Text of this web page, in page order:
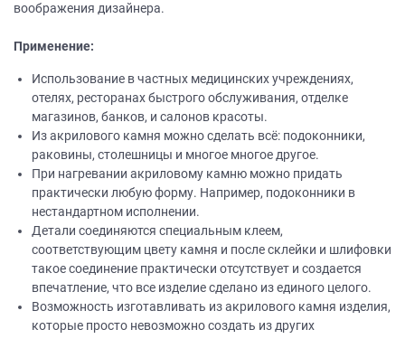
воображения дизайнера.
Применение:
Использование в частных медицинских учреждениях,
отелях, ресторанах быстрого обслуживания, отделке
магазинов, банков, и салонов красоты.
Из акрилового камня можно сделать всё: подоконники,
раковины, столешницы и многое многое другое.
При нагревании акриловому камню можно придать
практически любую форму. Например, подоконники в
нестандартном исполнении.
Детали соединяются специальным клеем,
соответствующим цвету камня и после склейки и шлифовки
такое соединение практически отсутствует и создается
впечатление, что все изделие сделано из единого целого.
Возможность изготавливать из акрилового камня изделия,
которые просто невозможно создать из других